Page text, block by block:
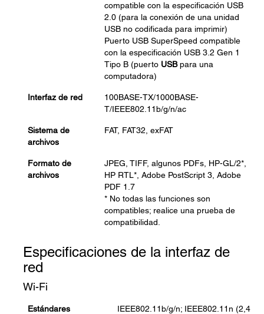
compatible con la especificación USB
2.0 (para la conexión de una unidad
USB no codificada para imprimir)
Puerto USB SuperSpeed compatible
con la especificación USB 3.2 Gen 1
Tipo B (puerto USBpara una
computadora)
Interfaz de red
100BASE-TX/1000BASE-
T/IEEE802.11b/g/n/ac
Sistema de
archivos
FAT, FAT32, exFAT
Formato de
archivos
JPEG, TIFF, algunos PDFs, HP-GL/2*,
HP RTL*, Adobe PostScript 3, Adobe
PDF 1.7
* No todas las funciones son
compatibles; realice una prueba de
compatibilidad.
Especificaciones de la interfaz de
red
Wi-Fi
Estándares
IEEE802.11b/g/n; IEEE802.11n (2,4